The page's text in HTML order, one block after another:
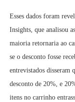
Esses dados foram
Insights, que analisou
maioria retornaria ao
se o desconto fosse
entrevistados disseram
desconto de 20%, e
itens no carrinho